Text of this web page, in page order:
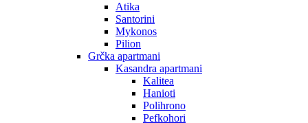
Atika
Santorini
Mykonos
Pilion
Grčka apartmani
Kasandra apartmani
Kalitea
Hanioti
Polihrono
Pefkohori